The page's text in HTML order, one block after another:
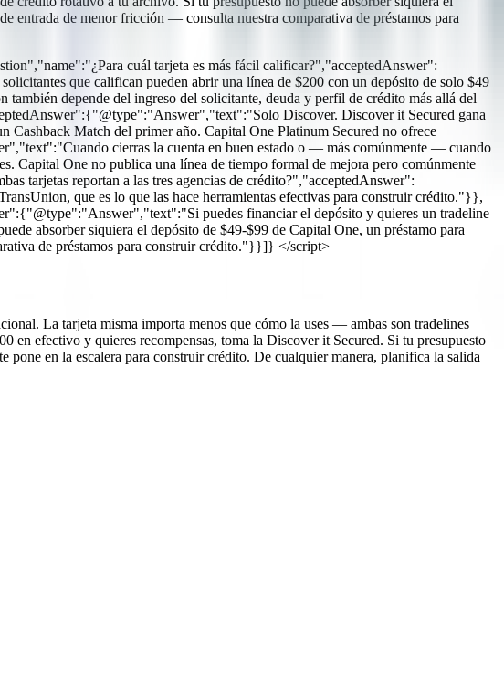
entrada de menor fricción — consulta nuestra comparativa de préstamos para
cuál tarjeta es más fácil calificar?","acceptedAnswer":
que califican pueden abrir una línea de $200 con un depósito de solo $49
depende del ingreso del solicitante, deuda y perfil de crédito más allá del
Discover. Discover it Secured gana
Cashback Match del primer año. Capital One Platinum Secured no ofrece
cierras la cuenta en buen estado o — más comúnmente — cuando
Capital One no publica una línea de tiempo formal de mejora pero comúnmente
tarjetas reportan a las tres agencias de crédito?","acceptedAnswer":
que es lo que las hace herramientas efectivas para construir crédito."}},
puedes financiar el depósito y quieres un tradeline
absorber siquiera el depósito de $49-$99 de Capital One, un préstamo para
de préstamos para construir crédito."}}]} </script>
La tarjeta misma importa menos que cómo la uses — ambas son tradelines
en efectivo y quieres recompensas, toma la Discover it Secured. Si tu presupuesto
en la escalera para construir crédito. De cualquier manera, planifica la salida